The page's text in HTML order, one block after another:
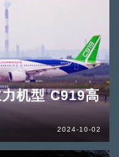
机型 C919高
2024-10-02